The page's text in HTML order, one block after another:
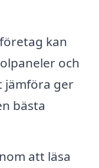
kan
och
jämföra ger
bästa
att läsa